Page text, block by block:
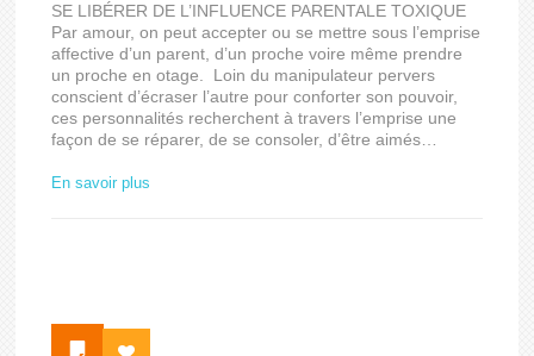
SE LIBÉRER DE L’INFLUENCE PARENTALE TOXIQUE
Par amour, on peut accepter ou se mettre sous l’emprise
affective d’un parent, d’un proche voire même prendre
un proche en otage. Loin du manipulateur pervers
conscient d’écraser l’autre pour conforter son pouvoir,
ces personnalités recherchent à travers l’emprise une
façon de se réparer, de se consoler, d’être aimés…
En savoir plus